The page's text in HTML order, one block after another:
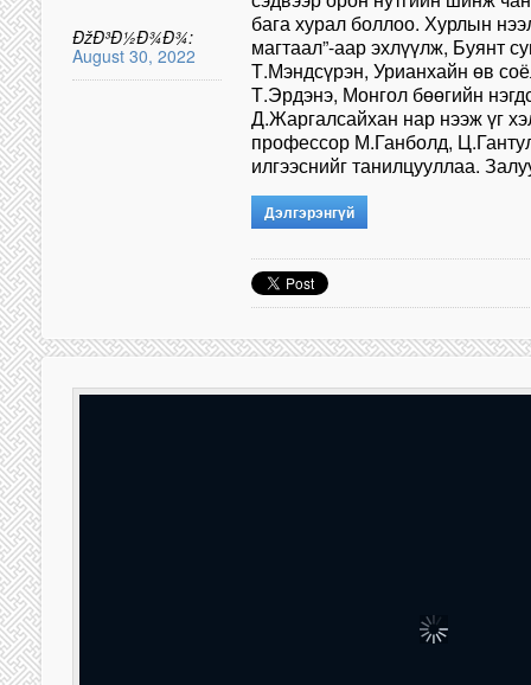
ÐžÐ³Ð½Ð¾Ð¾:
August 30, 2022
бага хурал боллоо. Хурлын
магтаал”-аар эхлүүлж, Буянт
Т.Мэндсүрэн, Урианхайн өв
Т.Эрдэнэ, Монгол бөөгийн
Д.Жаргалсайхан нар нээж үг
профессор М.Ганболд,
илгээснийг танилцууллаа.
Дэлгэрэнгүй